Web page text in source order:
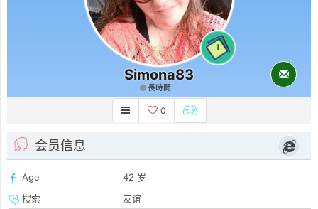
1
Simona83
長時間
0
会员信息
Age
42 岁
搜索
友谊